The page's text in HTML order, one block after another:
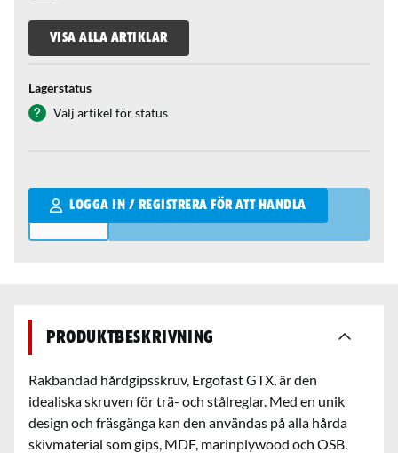
VISA ALLA ARTIKLAR
Lagerstatus
Välj artikel för status
LOGGA IN / REGISTRERA FÖR ATT HANDLA
Qantity
Produktbeskrivning
Rakbandad hårdgipsskruv, Ergofast GTX, är den
idealiska skruven för trä- och stålreglar. Med en unik
design och fräsgänga kan den användas på alla hårda
skivmaterial som gips, MDF, marinplywood och OSB.